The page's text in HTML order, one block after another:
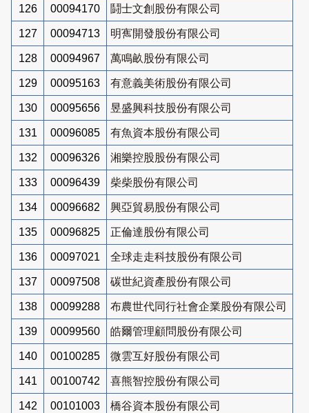
126 00094170 鬪士文創股份有限公司
127 00094713 明寯開發股份有限公司
128 00094967 萬鳴畝股份有限公司
129 00095163 有意義美術股份有限公司
130 00095656 昱盛興科技股份有限公司
131 00096085 有魚資本股份有限公司
132 00096326 湘樂控股股份有限公司
133 00096439 柴柴股份有限公司
134 00096682 興亞貿易股份有限公司
135 00096825 正倫達股份有限公司
136 00097021 全球走走科技股份有限公司
137 00097508 碳世紀資產股份有限公司
138 00099288 布農世代同行社會企業股份有限公司
139 00099560 皓爾管理顧問股份有限公司
140 00100285 微雲互好股份有限公司
141 00100742 喜熊智控股份有限公司
142 00101003 橋谷資本股份有限公司